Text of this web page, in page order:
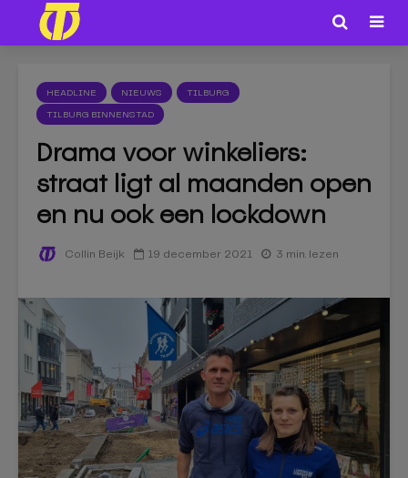
HEADLINE NIEUWS TILBURG
TILBURG BINNENSTAD
Drama voor winkeliers:
straat ligt al maanden open
en nu ook een lockdown
Collin Beijk 19 december 2021 3 min. lezen